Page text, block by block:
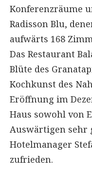
Konferenzräume
Radisson Blu,
aufwärts 168
Das Restaurant
Blüte des
Kochkunst des
Eröffnung im
Haus sowohl von
Auswärtigen sehr
Hotelmanager
zufrieden.